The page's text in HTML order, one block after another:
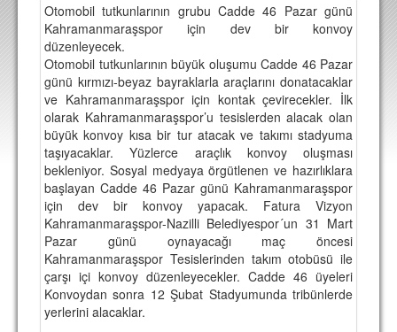
TEKNİK KADRO
TRANSFERLER
TARAFTAR
BİLETLER
DEPLASMAN
LİSANSLI ÜRÜNLER
MULTİMEDYA
FOTOĞRAF & VİDEOLAR
MARŞ & TEZAHÜRATLAR
KULÜP
Otomobil tutkunlarının grubu Cadde 46 Pazar günü
Kahramanmaraşspor için dev bir konvoy
düzenleyecek.
Otomobil tutkunlarının büyük oluşumu Cadde 46 Pazar
günü kırmızı-beyaz bayraklarla araçlarını donatacaklar
ve Kahramanmaraşspor için kontak çevirecekler. İlk
olarak Kahramanmaraşspor’u tesislerden alacak olan
büyük konvoy kısa bir tur atacak ve takımı stadyuma
taşıyacaklar. Yüzlerce araçlık konvoy oluşması
bekleniyor. Sosyal medyaya örgütlenen ve hazırlıklara
başlayan Cadde 46 Pazar günü Kahramanmaraşspor
için dev bir konvoy yapacak. Fatura Vizyon
Kahramanmaraşspor-Nazilli Belediyespor´un 31 Mart
Pazar günü oynayacağı maç öncesi
Kahramanmaraşspor Tesislerinden takım otobüsü ile
çarşı içi konvoy düzenleyecekler. Cadde 46 üyeleri
Konvoydan sonra 12 Şubat Stadyumunda tribünlerde
yerlerini alacaklar.